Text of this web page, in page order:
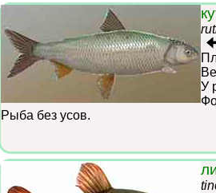
У
Рыба без усов.